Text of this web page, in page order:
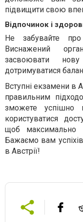
підвищити свою
Відпочинок і
Не забувайте
Виснажений
засвоювати
дотримуватися
Вступні екзамени в
правильним
зможете успішно
користуватися
щоб максимально
Бажаємо вам
в Австрії!